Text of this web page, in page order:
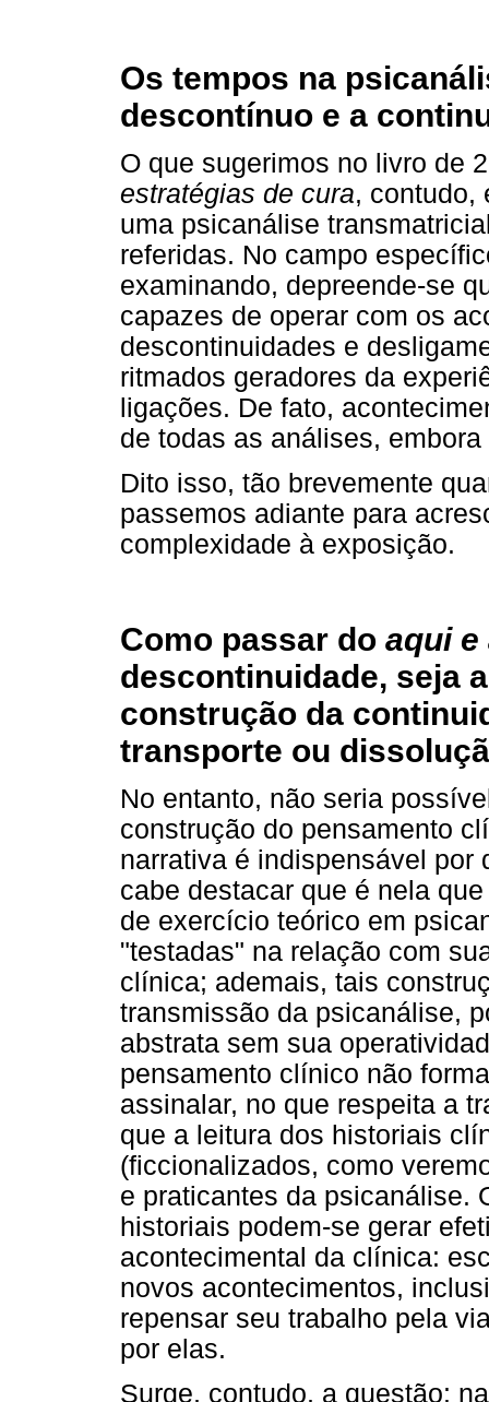
Os tempos na
descontínuo e a
O que sugerimos no livro de
estratégias de cura, contudo,
uma psicanálise
referidas. No campo
examinando, depreende-se
capazes de operar com os
descontinuidades e
ritmados geradores da
ligações. De fato,
de todas as análises,
Dito isso, tão brevemente
passemos adiante para
complexidade à exposição.
Como passar do aqui e
descontinuidade, seja
construção da
transporte ou
No entanto, não seria
construção do pensamento
narrativa é indispensável por
cabe destacar que é nela
de exercício teórico em
"testadas" na relação com
clínica; ademais, tais
transmissão da psicanálise,
abstrata sem sua
pensamento clínico não
assinalar, no que respeita a
que a leitura dos historiais
(ficcionalizados, como
e praticantes da psicanálise.
historiais podem-se gerar
acontecimental da clínica:
novos acontecimentos,
repensar seu trabalho pela
por elas.
Surge, contudo, a questão: